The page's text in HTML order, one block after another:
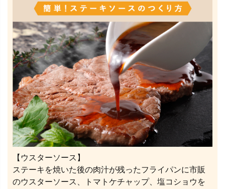
【ウスターソース】
ステーキを焼いた後の肉汁が残ったフライパンに市販
のウスターソース、トマトケチャップ、塩コショウを